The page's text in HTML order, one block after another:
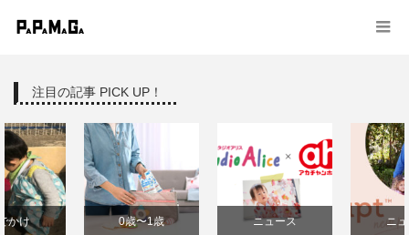
注目の記事 PICK UP！
0歳〜1歳 ニュース